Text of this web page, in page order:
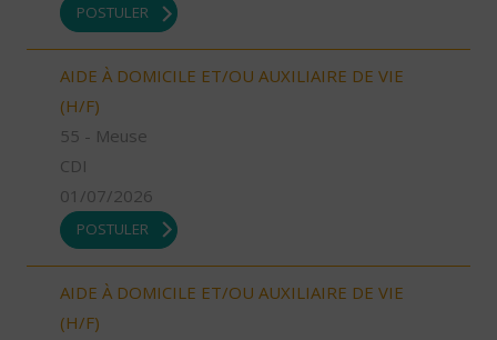
POSTULER
AIDE À DOMICILE ET/OU AUXILIAIRE DE VIE
(H/F)
55 - Meuse
CDI
01/07/2026
POSTULER
AIDE À DOMICILE ET/OU AUXILIAIRE DE VIE
(H/F)